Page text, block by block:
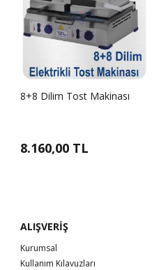
8+8 Dilim Tost Makinası
8.160,00 TL
ALIŞVERİŞ
Kurumsal
Kullanım Kılavuzları